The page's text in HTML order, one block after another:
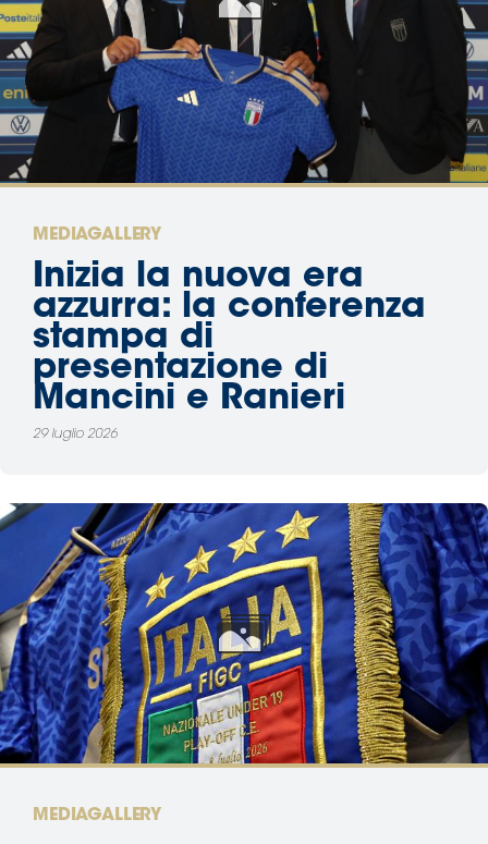
Media
Contatti
Social media
MEDIAGALLERY
Inizia la nuova era
azzurra: la conferenza
stampa di
presentazione di
Mancini e Ranieri
29 luglio 2026
MEDIAGALLERY